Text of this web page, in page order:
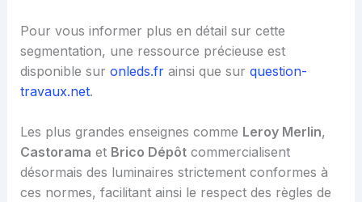
Pour vous informer plus en détail sur cette
segmentation, une ressource précieuse est
disponible sur onleds.frainsi que sur question-
travaux.net.
Les plus grandes enseignes comme Leroy Merlin,
Castorama et Brico Dépôtcommercialisent
désormais des luminaires strictement conformes à
ces normes, facilitant ainsi le respect des règles de